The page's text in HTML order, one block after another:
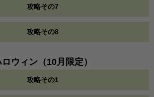
攻略その7
攻略その8
ウィン（10月限定）
攻略その1